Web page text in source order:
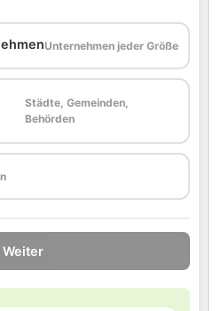
Unternehmen jeder Größe
Städte, Gemeinden,
Behörden
Weiter